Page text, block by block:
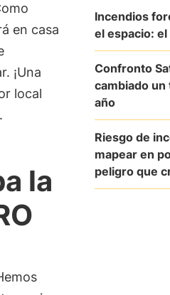
en casa
¡Una
local
la
Incendios
el espacio:
Confronto
cambiado
año
Riesgo de
mapear en
peligro que